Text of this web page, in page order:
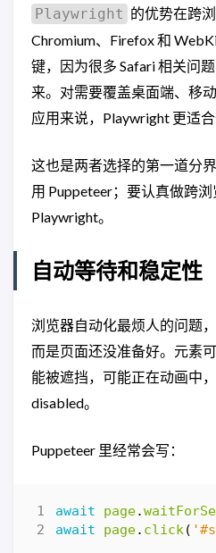
Playwright 的优势在跨
Chromium、Firefox 和
键，因为很多 Safari 相关问
来。对需要覆盖桌面端、移
应用来说，Playwright 更适合
这也是两者选择的第一道分
用 Puppeteer；要认真做跨
Playwright。
自动等待和稳定性
浏览器自动化最烦人的问题，
而是页面还没准备好。元素
能被遮挡，可能正在动画中
disabled。
Puppeteer 里经常会写：
await page.
await
page. click(